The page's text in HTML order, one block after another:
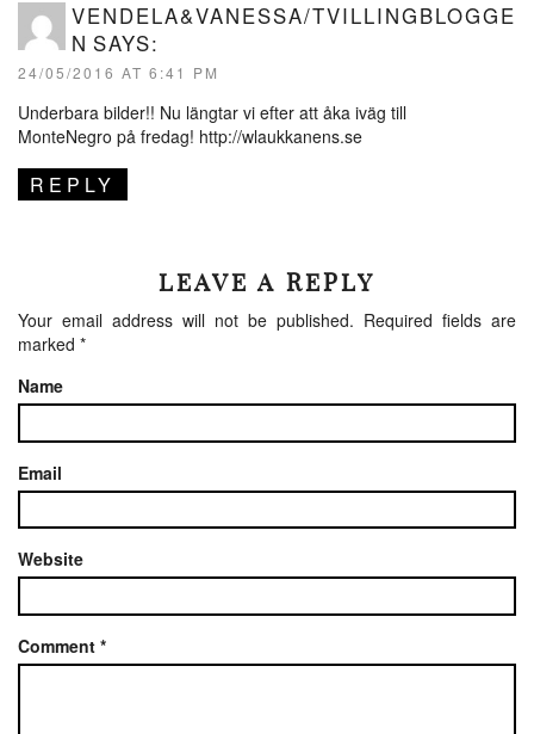
VENDELA&VANESSA/TVILLINGBLOGGE
N SAYS:
24/05/2016 AT 6:41 PM
Underbara bilder!! Nu längtar vi efter att åka iväg till
MonteNegro på fredag! http://wlaukkanens.se
REPLY
LEAVE A REPLY
Your email address will not be published. Required fields are
marked *
Name
Email
Website
Comment *